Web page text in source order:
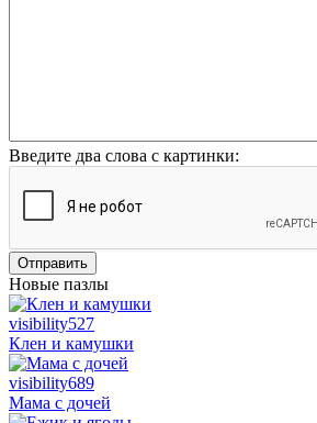
Введите два слова с картинки:
Отправить
Новые пазлы
visibility527
Клен и камушки
visibility689
Мама с дочей